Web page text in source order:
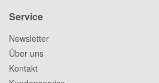
Service
Newsletter
Über uns
Kontakt